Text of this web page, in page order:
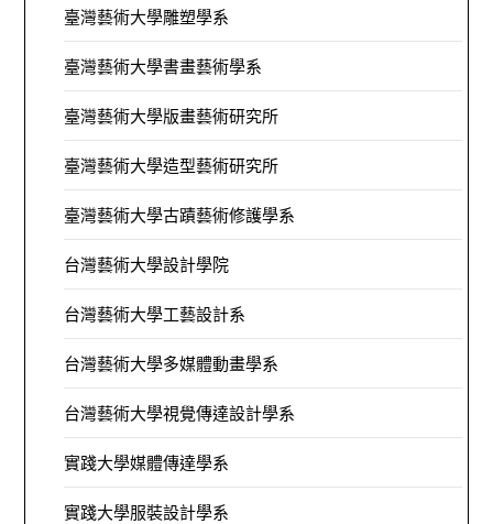
臺灣藝術大學雕塑學系
臺灣藝術大學書畫藝術學系
臺灣藝術大學版畫藝術研究所
臺灣藝術大學造型藝術研究所
臺灣藝術大學古蹟藝術修護學系
台灣藝術大學設計學院
台灣藝術大學工藝設計系
台灣藝術大學多媒體動畫學系
台灣藝術大學視覺傳達設計學系
實踐大學媒體傳達學系
實踐大學服裝設計學系